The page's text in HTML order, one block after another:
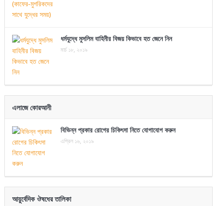
ধর্মযুদ্ধে মুসলিম বাহিনীর বিজয় কিভাবে হত জেনে নিন
মার্চ ১৮, ২০১৯
এলাজে কোরআনী
বিভিন্ন প্রকার রোগের চিকিৎসা নিতে যোগাযোগ করুন
এপ্রিল ১৬, ২০১৯
আয়ুর্বেদিক ঔষধের তালিকা